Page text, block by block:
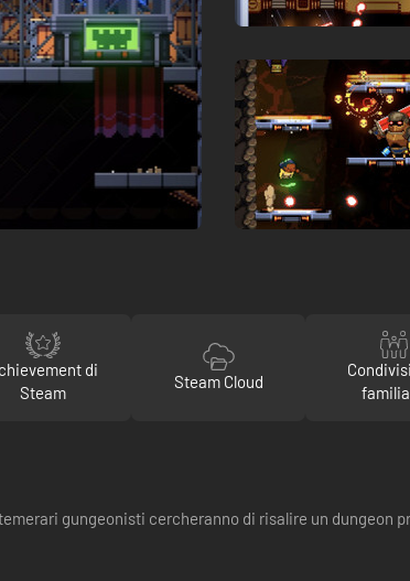
di
Steam
Steam Cloud
gungeonisti cercheranno di risalire un dungeon